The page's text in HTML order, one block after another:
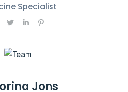
Specialist
Jons